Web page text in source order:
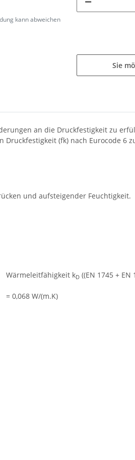
kann abweichen
Sie
an die Druckfestigkeit zu
(fk) nach Eurocode 6
und aufsteigender Feuchtigkeit.
Wärmeleitfähigkeit kD ((EN 1745 + EN
= 0,068 W/(m.K)